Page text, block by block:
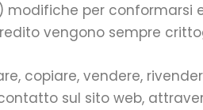
per
vengono sempre
copiare, vendere,
sul sito web,